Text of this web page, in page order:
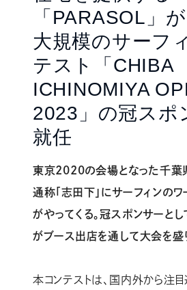
「PARASOL」
大規模のサーフ
テスト「CHIBA
ICHINOMIYA
2023」の冠スポ
就任
東京2020の会場となった千葉
通称「志田下」にサーフィンの
がやってくる。冠スポンサーとし
がブース出店を通して大会を盛
本コンテストは、国内外から注